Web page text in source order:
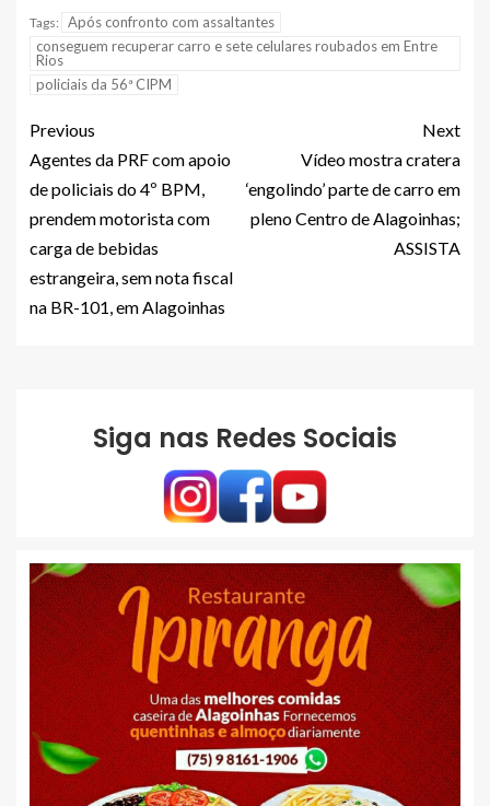
Tags: Após confronto com assaltantes
conseguem recuperar carro e sete celulares roubados em Entre
Rios
policiais da 56ª CIPM
Previous
Agentes da PRF com apoio
de policiais do 4º BPM,
prendem motorista com
carga de bebidas
estrangeira, sem nota fiscal
na BR-101, em Alagoinhas
Next
Vídeo mostra cratera
‘engolindo’ parte de carro em
pleno Centro de Alagoinhas;
ASSISTA
Siga nas Redes Sociais